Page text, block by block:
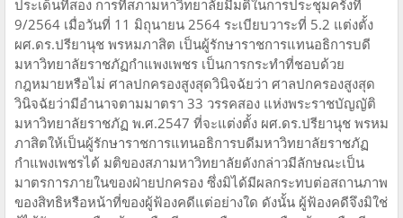
​ประเด็นที่สอง การที่สภามหาวิทยาลัยมีมติในการประชุมครั้งที่
9/2564 เมื่อวันที่ 11 มิถุนายน 2564 ระเบียบวาระที่ 5.2 แต่งตั้ง
ผศ.ดร.ปรียานุช พรหมภาสิต เป็นผู้รักษาราชการแทนอธิการบดี
มหาวิทยาลัยราชภัฏกำแพงเพชร เป็นการกระทำที่ชอบด้วย
กฎหมายหรือไม่ ศาลปกครองสูงสุดวินิจฉัยว่า ศาลปกครองสูงสุด
วินิจฉัยว่ามีอำนาจตามมาตรา 33 วรรคสอง แห่งพระราชบัญญัติ
มหาวิทยาลัยราชภัฏ พ.ศ.2547 ที่จะแต่งตั้ง ผศ.ดร.ปรียานุช พรหม
ภาสิตให้เป็นผู้รักษาราชการแทนอธิการบดีมหาวิทยาลัยราชภัฏ
กำแพงเพชรได้ มติของสภามหาวิทยาลัยดังกล่าวมีลักษณะเป็น
มาตรการภายในของฝ่ายปกครอง ซึ่งมิได้มีผลกระทบต่อสถานภาพ
ของสิทธิหรือหน้าที่ของผู้ฟ้องคดีแต่อย่างใด ดังนั้น ผู้ฟ้องคดีจึงมิใช่